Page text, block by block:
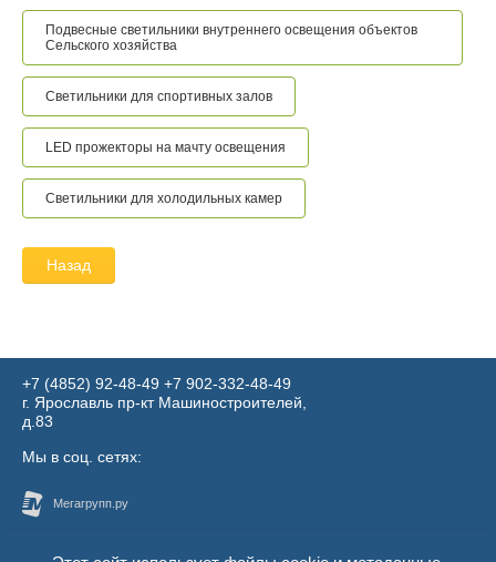
Подвесные светильники внутреннего освещения объектов
Сельского хозяйства
Светильники для спортивных залов
LED прожекторы на мачту освещения
Светильники для холодильных камер
Назад
+7 (4852) 92-48-49 ​​​​​​​+7 902-332-48-49
г. Ярославль пр-кт Машиностроителей,
д.83
Мы в соц. сетях: